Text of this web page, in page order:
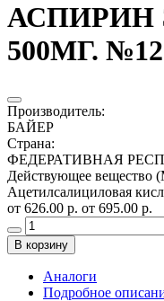
АСПИРИН
500МГ.
Производитель:
БАЙЕР
Страна:
ФЕДЕРАТИВНАЯ
Действующее
Ацетилсалициловая
от 626.00 р. от 695.00 р.
В корзину
Аналоги
Подробное